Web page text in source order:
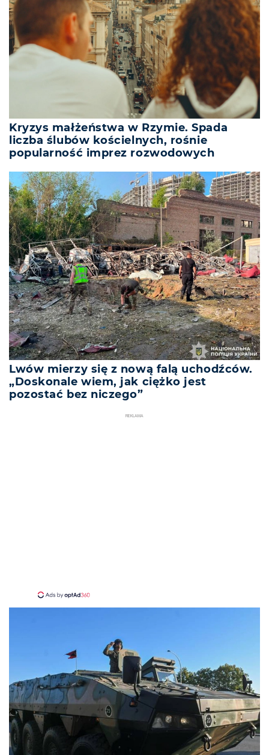
Kryzys małżeństwa w Rzymie. Spada
liczba ślubów kościelnych, rośnie
popularność imprez rozwodowych
Lwów mierzy się z nową falą uchodźców.
„Doskonale wiem, jak ciężko jest
pozostać bez niczego”
REKLAMA